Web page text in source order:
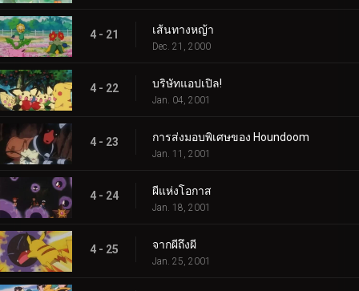
4 - 21 เส้นทางหญ้า
Dec. 21, 2000
4 - 22 บริษัทแอปเปิล!
Jan. 04, 2001
4 - 23 การส่งมอบพิเศษของ Houndoom
Jan. 11, 2001
4 - 24 ผีแห่งโอกาส
Jan. 18, 2001
4 - 25 จากผีถึงผี
Jan. 25, 2001